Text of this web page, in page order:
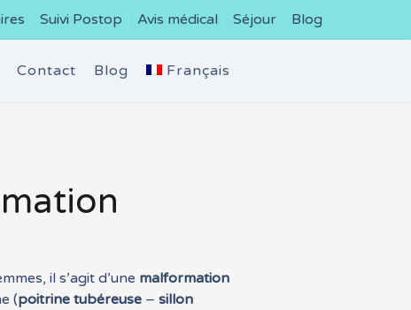
Suivi Postop Avis médical Séjour Blog
Contact Blog Français
il s’agit d’une malformation
(poitrine tubéreuse –sillon